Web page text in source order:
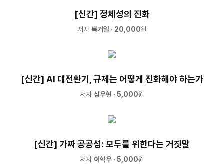
[신간] 정체성의 진화
저자 복거일 · 20,000원
[신간] AI 대전환기, 규제는 어떻게 진화해야 하는가
저자 심우현 · 5,000원
[신간] 가짜 공공성: 모두를 위한다는 거짓말
저자 이혁우· 5,000원